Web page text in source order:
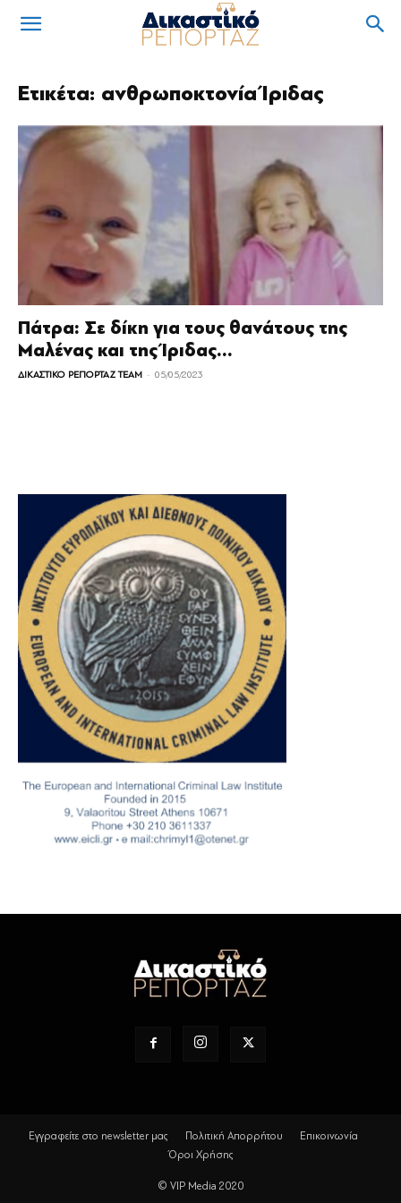
Ετικέτα: ανθρωποκτονία Ίριδας
Πάτρα: Σε δίκη για τους θανάτους της
Μαλένας και της Ίριδας...
ΔΙΚΑΣΤΙΚΟ ΡΕΠΟΡΤΑΖ TEAM - 05/05/2023
Εγγραφείτε στο newsletter μας Πολιτική Απορρήτου
Επικοινωνία
Όροι Χρήσης
© VIP Media 2020